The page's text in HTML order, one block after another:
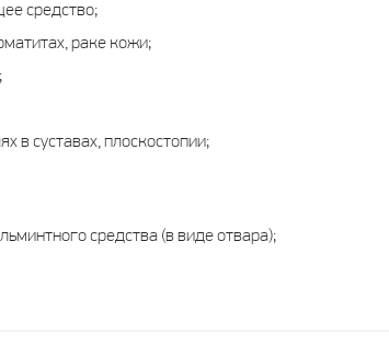
средство;
раке кожи;
в суставах, плоскостопии;
средства (в виде отвара);